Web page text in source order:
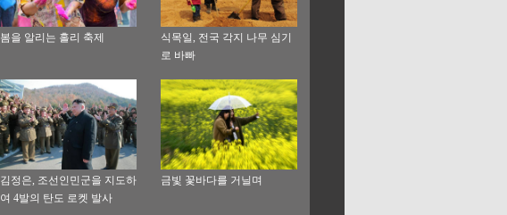
봄을 알리는 홀리 축제
식목일, 전국 각지 나무 심기
로 바빠
김정은, 조선인민군을 지도하
여 4발의 탄도 로켓 발사
금빛 꽃바다를 거닐며